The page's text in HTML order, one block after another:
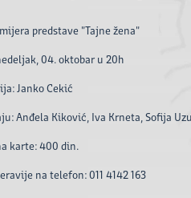
predstave "Tajne žena"
04. oktobar u 20h
Janko Cekić
Anđela Kiković, Iva Krneta, Sofija
karte: 400 din.
na telefon: 011 4142 163